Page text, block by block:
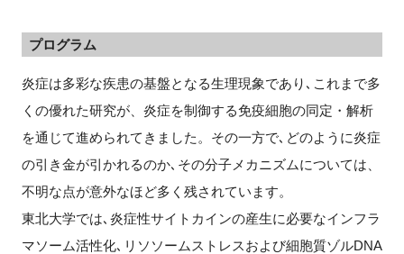
プログラム
炎症は多彩な疾患の基盤となる生理現象であり､これまで多
くの優れた研究が、炎症を制御する免疫細胞の同定・解析
を通じて進められてきました。その一方で､どのように炎症
の引き金が引かれるのか､その分子メカニズムについては、
不明な点が意外なほど多く残されています。
東北大学では､炎症性サイトカインの産生に必要なインフラ
マソーム活性化､リソソームストレスおよび細胞質ゾルDNA